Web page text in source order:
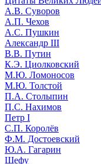
А.В. Суворов
А.П. Чехов
А.С. Пушкин
Александр III
В.В. Путин
К.Э. Циолковский
М.Ю. Ломоносов
М.Ю. Толстой
П.А. Столыпин
П.С. Нахимов
Петр I
С.П. Королёв
Ф.М. Достоевский
Ю.А. Гагарин
Шефу